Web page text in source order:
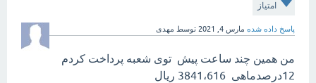
امتیاز
پاسخ داده شده مارس 4, 2021 توسط مهدی
من همین چند ساعت پیش توی شعبه پرداخت کردم
12درصدماهی 3841،616 ریال